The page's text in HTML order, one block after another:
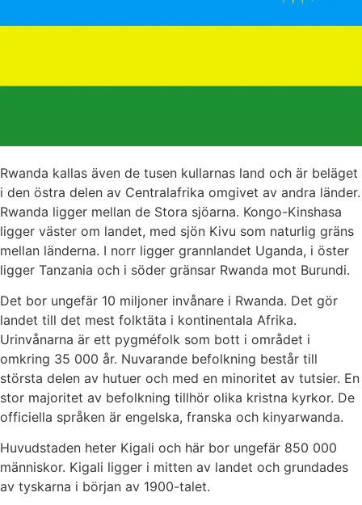
Rwanda kallas även de tusen kullarnas land och är beläget
i den östra delen av Centralafrika omgivet av andra länder.
Rwanda ligger mellan de Stora sjöarna. Kongo-Kinshasa
ligger väster om landet, med sjön Kivu som naturlig gräns
mellan länderna. I norr ligger grannlandet Uganda, i öster
ligger Tanzania och i söder gränsar Rwanda mot Burundi.
Det bor ungefär 10 miljoner invånare i Rwanda. Det gör
landet till det mest folktäta i kontinentala Afrika.
Urinvånarna är ett pygméfolk som bott i området i
omkring 35 000 år. Nuvarande befolkning består till
största delen av hutuer och med en minoritet av tutsier. En
stor majoritet av befolkning tillhör olika kristna kyrkor. De
officiella språken är engelska, franska och kinyarwanda.
Huvudstaden heter Kigali och här bor ungefär 850 000
människor. Kigali ligger i mitten av landet och grundades
av tyskarna i början av 1900-talet.